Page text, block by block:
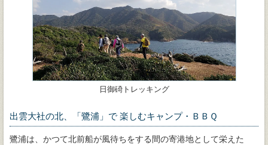
日御碕トレッキング
出雲大社の北、「鷺浦」で 楽しむキャンプ・ＢＢＱ
鷺浦は、かつて北前船が風待ちをする間の寄港地として栄えた